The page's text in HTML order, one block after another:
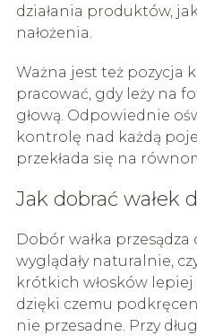
działania produktów,
nałożenia.
Ważna jest też pozycja
pracować, gdy leży na
głową. Odpowiednie
kontrolę nad każdą
przekłada się na
Jak dobrać wałek
Dobór wałka przesądza
wyglądały naturalnie,
krótkich włosków
dzięki czemu
nie przesadne. Przy